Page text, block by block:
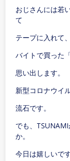
おじさんには若
て
テープに入れて
バイトで買った
思い出します。
新型コロナウイ
流石です。
でも、
か。
今日は嬉しいです